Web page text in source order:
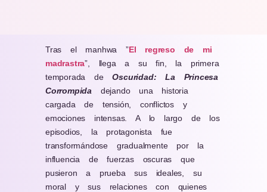
Tras el manhwa ”El regreso de mi
madrastra”, llega a su fin, la primera
temporada de
Oscuridad: La Princesa
Corrompida dejando una historia
cargada de tensión, conflictos y
emociones intensas. A lo largo de los
episodios, la protagonista fue
transformándose gradualmente por la
influencia de fuerzas oscuras que
pusieron a prueba sus ideales, su
moral y sus relaciones con quienes